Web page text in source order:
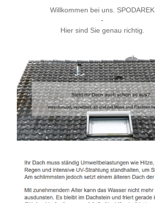
Willkommen bei uns. SPODAREK
-
Hier sind Sie genau richtig.